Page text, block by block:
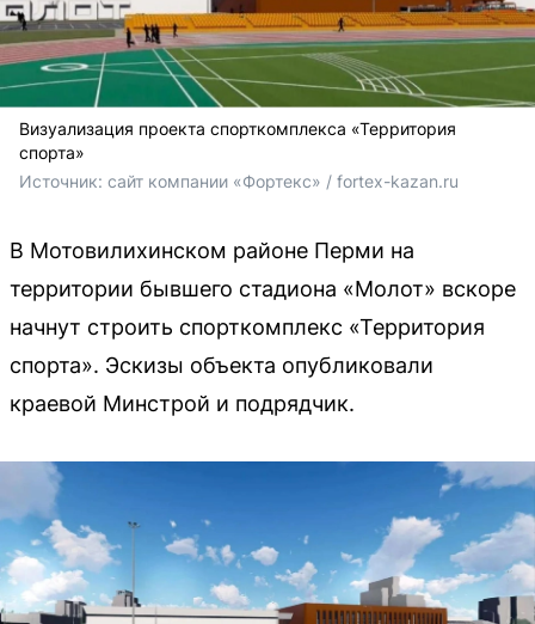
Визуализация проекта спорткомплекса «Территория
спорта»
Источник: сайт компании «Фортекс» / fortex-kazan.ru
В Мотовилихинском районе Перми на
территории бывшего стадиона «Молот» вскоре
начнут строить спорткомплекс «Территория
спорта». Эскизы объекта опубликовали
краевой Минстрой и подрядчик.